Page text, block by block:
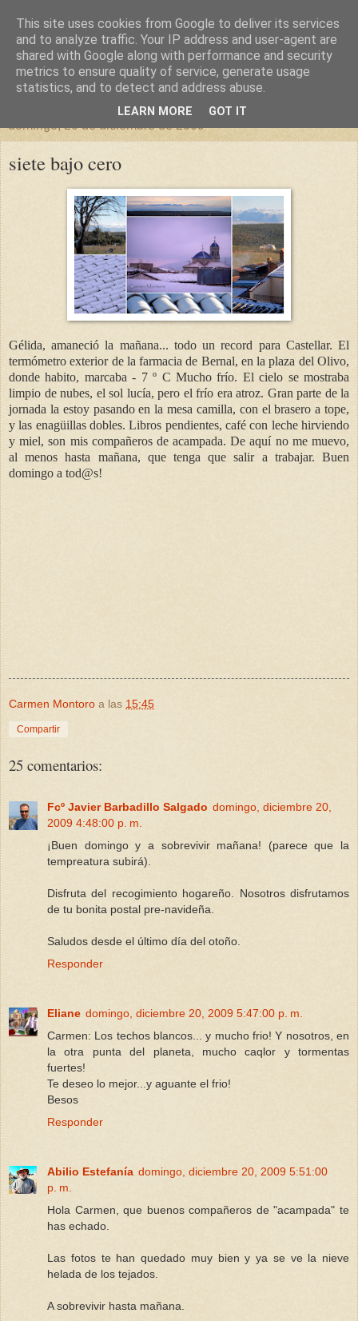
un sitio diferente
una casa para crecer, un castillo para soñar
domingo, 20 de diciembre de 2009
siete bajo cero
Gélida, amaneció la mañana... todo un record para Castellar. El
termómetro exterior de la farmacia de Bernal, en la plaza del Olivo,
donde habito, marcaba - 7 º C Mucho frío. El cielo se mostraba
limpio de nubes, el sol lucía, pero el frío era atroz. Gran parte de la
jornada la estoy pasando en la mesa camilla, con el brasero a tope,
y las enagüillas dobles. Libros pendientes, café con leche hirviendo
y miel, son mis compañeros de acampada. De aquí no me muevo,
al menos hasta mañana, que tenga que salir a trabajar. Buen
domingo a tod@s!
Carmen Montoro a las 15:45
Compartir
25 comentarios:
Fcº Javier Barbadillo Salgado domingo, diciembre 20,
2009 4:48:00 p. m.
¡Buen domingo y a sobrevivir mañana! (parece que la
tempreatura subirá).
Disfruta del recogimiento hogareño. Nosotros disfrutamos
de tu bonita postal pre-navideña.
Saludos desde el último día del otoño.
Responder
Eliane domingo, diciembre 20, 2009 5:47:00 p. m.
Carmen: Los techos blancos... y mucho frio! Y nosotros, en
la otra punta del planeta, mucho caqlor y tormentas
fuertes!
Te deseo lo mejor...y aguante el frio!
Besos
Responder
Abilio Estefanía domingo, diciembre 20, 2009 5:51:00
p. m.
Hola Carmen, que buenos compañeros de "acampada" te
has echado.
Las fotos te han quedado muy bien y ya se ve la nieve
helada de los tejados.
A sobrevivir hasta mañana.
This site uses cookies from Google to deliver its services
and to analyze traffic. Your IP address and user-agent are
shared with Google along with performance and security
metrics to ensure quality of service, generate usage
statistics, and to detect and address abuse.
LEARN MORE GOT IT